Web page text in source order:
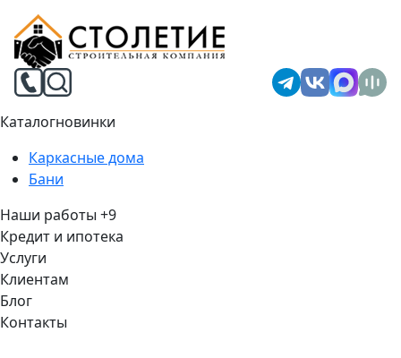
Каталогновинки
Каркасные дома
Бани
Наши работы +9
Кредит и ипотека
Услуги
Клиентам
Блог
Контакты